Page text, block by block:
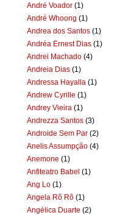
André Voador (1)
André Whoong (1)
Andrea dos Santos (1)
Andréa Ernest Dias (1)
Andrei Machado (4)
Andreia Dias (1)
Andressa Hayalla (1)
Andrew Cyrille (1)
Andrey Vieira (1)
Andrezza Santos (3)
Androide Sem Par (2)
Anelis Assumpção (4)
Anemone (1)
Anfiteatro Babel (1)
Ang Lo (1)
Angela Rô Rô (1)
Angélica Duarte (2)